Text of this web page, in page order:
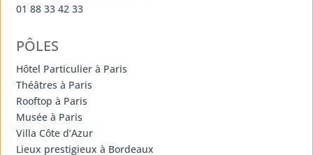
01 88 33 42 33
PÔLES
Hôtel Particulier à Paris
Théâtres à Paris
Rooftop à Paris
Musée à Paris
Villa Côte d’Azur
Lieux prestigieux à Bordeaux